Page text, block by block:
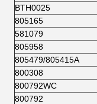
BTH0025
805165
581079
805958
805479/805415Α
800308
800792WC
800792